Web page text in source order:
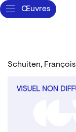
Œuvres
Schuiten, François